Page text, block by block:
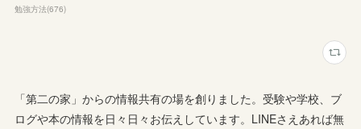
勉強方法(676)
「第二の家」からの情報共有の場を創りました。受験や学校、ブ
ログや本の情報を日々日々お伝えしています。LINEさえあれば無